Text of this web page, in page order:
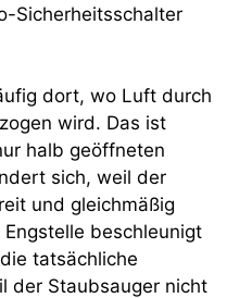
Sicherheitsschalter
dort, wo Luft durch
wird. Das ist
halb geöffneten
sich, weil der
und gleichmäßig
beschleunigt
tatsächliche
der Staubsauger nicht